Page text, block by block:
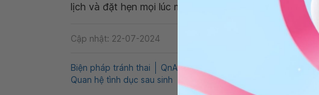
lịch và đặt hẹn mọi lúc mọi nơi ngay trên ứng dụng.
Cập nhật: 22-07-2024
Biện pháp tránh thai QnA Quan hệ tình dục Sản phụ khoa
Quan hệ tình dục sau sinh
Sinh thường